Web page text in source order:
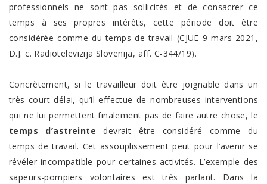
professionnels ne sont pas sollicités et de consacrer ce
temps à ses propres intérêts, cette période doit être
considérée comme du temps de travail (CJUE 9 mars 2021,
D.J. c. Radiotelevizija Slovenija, aff. C‑344/19).
Concrètement, si le travailleur doit être joignable dans un
très court délai, qu’il effectue de nombreuses interventions
qui ne lui permettent finalement pas de faire autre chose, le
temps d’astreintedevrait être considéré comme du
temps de travail. Cet assouplissement peut pour l’avenir se
révéler incompatible pour certaines activités. L’exemple des
sapeurs-pompiers volontaires est très parlant. Dans la